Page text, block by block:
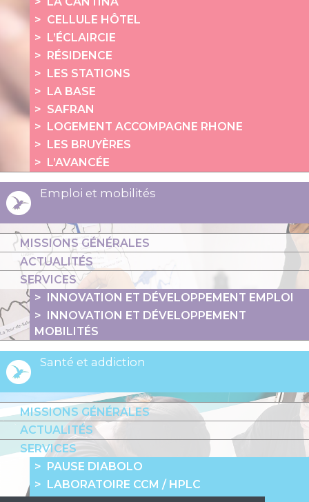
CELLULE HÔTEL
L’ÉCLAIRCIE
RÉSIDENCE
LES STATIONS
LA BASE
SAFRAN
LOGEMENT ACCOMPAGNE RHONE
LES BRUYÈRES
L’AVANCÉE
Emploi et mobilités
MISSIONS GÉNÉRALES
ACTUALITÉS
SERVICES
INNOVATION ET DÉVELOPPEMENT EMPLOI
INNOVATION ET DÉVELOPPEMENT
MOBILITÉS
Santé et addiction
MISSIONS GÉNÉRALES
ACTUALITÉS
SERVICES
PAUSE DIABOLO
LABORATOIRE CCM / HPLC